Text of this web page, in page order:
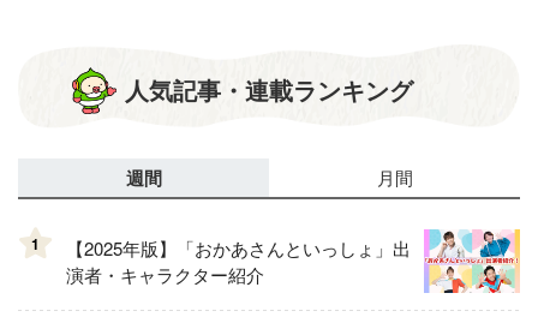
人気記事・連載ランキング
週間 月間
1
【2025年版】「おかあさんといっしょ」出
演者・キャラクター紹介